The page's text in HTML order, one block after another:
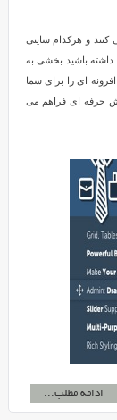
کنند و هرکدام سایتی
داشته باشید بخشی به
ای را برای شما
حرفه ای فراهم می
ادامه مطلب...